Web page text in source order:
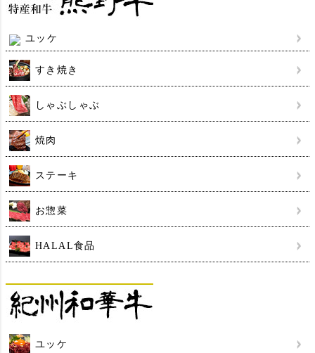
ユッケ
すき焼き
しゃぶしゃぶ
焼肉
ステーキ
お惣菜
HALAL食品
ユッケ